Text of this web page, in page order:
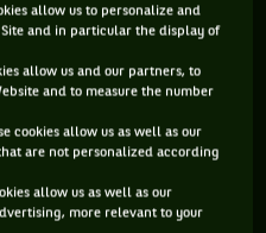
le vide à coups de
de champagne, la
Et comme chaque
austral de Melbourne.
allow us to personalize and
and in particular the display of
allow us and our partners, to
and to measure the number
cookies allow us as well as our
are not personalized according
allow us as well as our
more relevant to your